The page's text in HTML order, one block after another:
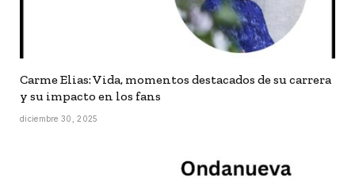
Carme Elias: Vida, momentos destacados de su carrera
y su impacto en los fans
diciembre 30, 2025